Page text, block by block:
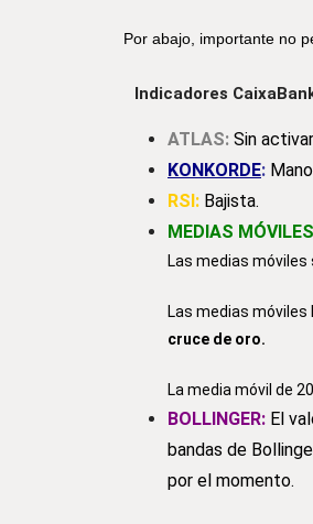
Por abajo, importante no
Indicadores
ATLAS: Sin
KONKORDE:
RSI: Bajista.
MEDIAS
Las medias
Las medias
cruce de oro.
La media móvil de
BOLLINGER: El
bandas de
por el momento.